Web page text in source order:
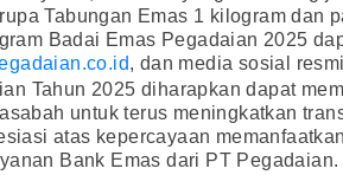
Tabungan Emas 1 kilogram dan
Badai Emas Pegadaian 2025
, dan media sosial
Tahun 2025 diharapkan dapat
untuk terus meningkatkan
atas kepercayaan
Bank Emas dari PT Pegadaian.